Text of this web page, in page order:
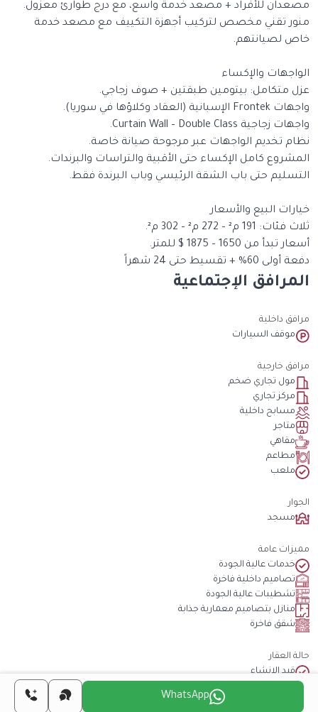
مصعدان للأفراد + مصعد خدمة واسع، مع درج طوارئ معزول.
منور تقني مخصص لتركيب أجهزة التكييف مع مصعد خدمة
خاص لصيانتهم.
الواجهات والإكساء
عزل متكامل: بيتومين طبقتين + صوف زجاجي.
واجهات Frontek الإسبانية (العقاد وكلاؤها في سوريا).
واجهات زجاجية Curtain Wall – Double Class.
نظام تخديم الواجهات عبر مرجوحة صيانة خاصة.
المشروع كامل الإكساء حتى الأقبية والتراسات والبرندات.
التسليم حتى باب الشقة الرئيسي وباب البرندة فقط.
خيارات البيع والأسعار
ثلاث فئات: 191 م² – 272 م² – 302 م².
أسعار تبدأ من 1650 – 1875 $ للمتر.
دفعة أولى 60% + تقسيط حتى 24 شهراً
المرافق الإجتماعية
مرافق داخلية
موقف السيارات
مرافق خارجية
مول تجاري ضخم
مركز تجاري
مسابح داخلية
متاجر
مقاهي
مطاعم
ملعب
الجوار
مسجد
مميزات عامة
خدمات عالية الجودة
تصاميم داخلية فاخرة
تشطيبات عالية الجودة
منازل بتصاميم معمارية جذابة
شقق فاخرة
حالة العقار
قيد الانشاء
WhatsApp